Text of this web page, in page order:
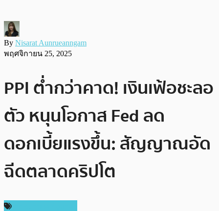
By Nisarat Aunrueanngam
พฤศจิกายน 25, 2025
PPI ต่ำกว่าคาด! เงินเฟ้อชะลอ
ตัว หนุนโอกาส Fed ลด
ดอกเบี้ยแรงขึ้น: สัญญาณอัด
ฉีดตลาดคริปโต